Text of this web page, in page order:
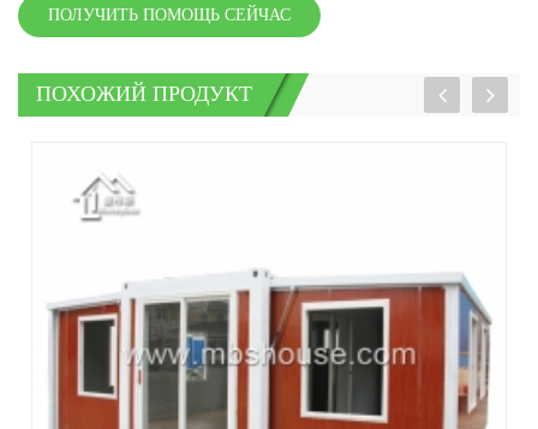
ПОЛУЧИТЬ ПОМОЩЬ СЕЙЧАС
ПОХОЖИЙ ПРОДУКТ